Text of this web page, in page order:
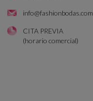
info@fashionbodas.com
CITA PREVIA
(horario comercial)